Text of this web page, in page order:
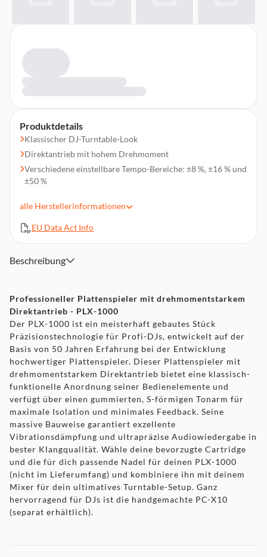
Produktdetails
Klassischer DJ-Turntable-Look
Direktantrieb mit hohem Drehmoment
Verschiedene einstellbare Tempo-Bereiche: ±8 %, ±16 % und
±50 %
Gummierter, S-förmiger Tonarm für maximale Isolation und
minimales Feedback
Maße (BxHxT): 453 x 159 x 353 mm, Gewicht 14,6 kg
alle Herstellerinformationen
EU Data Act Info
Beschreibung
Professioneller Plattenspieler mit drehmomentstarkem
Direktantrieb - PLX-1000
Der PLX-1000 ist ein meisterhaft gebautes Stück
Präzisionstechnologie für Profi-DJs, entwickelt auf der
Basis von 50 Jahren Erfahrung bei der Entwicklung
hochwertiger Plattenspieler. Dieser Plattenspieler mit
drehmomentstarkem Direktantrieb bietet eine klassisch-
funktionelle Anordnung seiner Bedienelemente und
verfügt über einen gummierten, S-förmigen Tonarm für
maximale Isolation und minimales Feedback. Seine
massive Bauweise garantiert exzellente
Vibrationsdämpfung und ultrapräzise Audiowiedergabe in
bester Klangqualität. Wähle deine bevorzugte Cartridge
und die für dich passende Nadel für deinen PLX-1000
(nicht im Lieferumfang) und kombiniere ihn mit deinem
Mixer für dein ultimatives Turntable-Setup. Ganz
hervorragend für DJs ist die handgemachte PC-X10
(separat erhältlich).